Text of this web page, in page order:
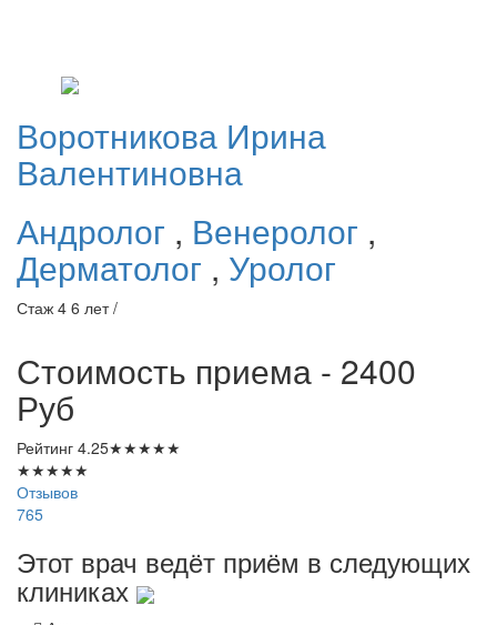
Воротникова Ирина
Валентиновна
Андролог , Венеролог ,
Дерматолог , Уролог
Стаж 4 6 лет /
Стоимость приема - 2400
Руб
Рейтинг 4.25★★★★★
★★★★★
Отзывов
765
Этот врач ведёт приём в следующих
клиниках